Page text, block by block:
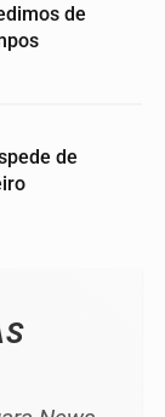
de
de